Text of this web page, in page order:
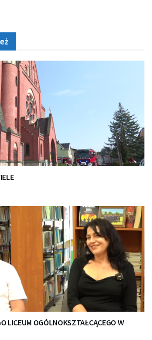
LICEUM OGÓLNOKSZTAŁCĄCEGO W